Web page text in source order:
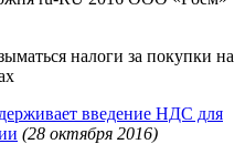
налоги за покупки на
введение НДС для
(28 октября 2016)